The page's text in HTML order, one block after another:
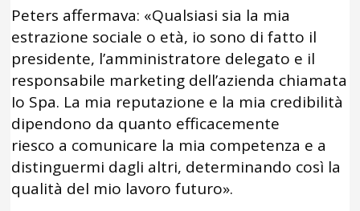
Peters affermava: «Qualsiasi sia la mia
estrazione sociale o età, io sono di fatto il
presidente, l’amministratore delegato e il
responsabile marketing dell’azienda chiamata
Io Spa. La mia reputazione e la mia credibilità
dipendono da quanto efficacemente
riesco a comunicare la mia competenza e a
distinguermi dagli altri, determinando così la
qualità del mio lavoro futuro».